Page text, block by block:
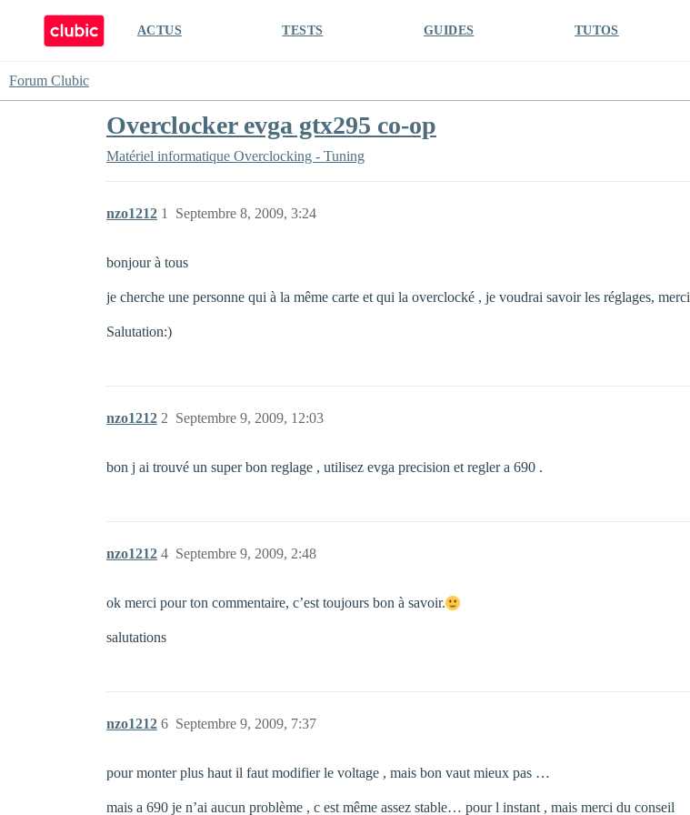
ACTUS TESTS GUIDES TUTOS
Forum Clubic
Overclocker evga gtx295 co-op
Matériel informatique Overclocking - Tuning
nzo1212 Septembre 8, 2009, 3:24
1
bonjour à tous
je cherche une personne qui à la même carte et qui la overclocké , je voudrai savoir les réglages, merci
Salutation:)
nzo1212 Septembre 9, 2009, 12:03
2
bon j ai trouvé un super bon reglage , utilisez evga precision et regler a 690 .
nzo1212 Septembre 9, 2009, 2:48
4
ok merci pour ton commentaire, c’est toujours bon à savoir.
salutations
nzo1212 Septembre 9, 2009, 7:37
6
pour monter plus haut il faut modifier le voltage , mais bon vaut mieux pas …
mais a 690 je n’ai aucun problème , c est même assez stable… pour l instant , mais merci du conseil